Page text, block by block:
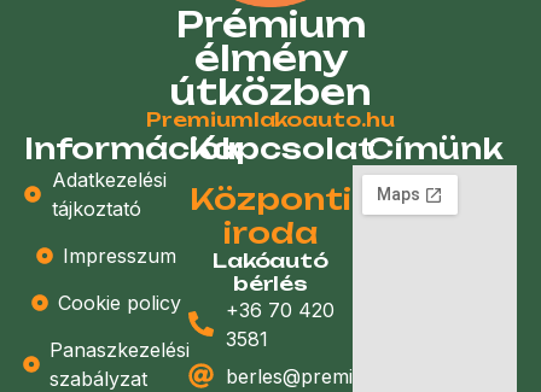
Prémium
élmény
útközben
Premiumlakoauto.hu
Információk
Adatkezelési
tájkoztató
Impresszum
Cookie policy
Panaszkezelési
szabályzat
Kapcsolat
Központi
iroda
Lakóautó
bérlés
+36 70 420
3581
berles@premiumlakoauto.hu
Címünk